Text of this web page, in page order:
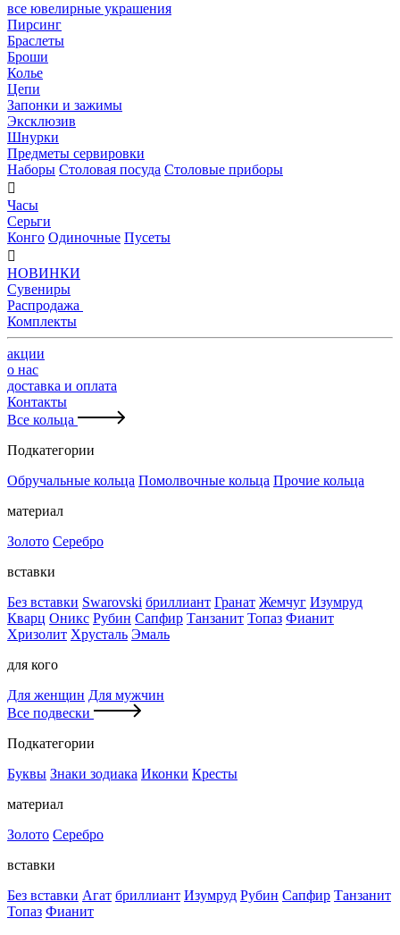
все ювелирные украшения
Пирсинг
Браслеты
Броши
Колье
Цепи
Запонки и зажимы
Эксклюзив
Шнурки
Предметы сервировки
Наборы Столовая посуда Столовые приборы

Часы
Серьги
Конго Одиночные Пусеты

НОВИНКИ
Сувениры
Распродажа
Комплекты
акции
о нас
доставка и оплата
Контакты
Все кольца
Подкатегории
Обручальные кольца Помолвочные кольца Прочие кольца
материал
Золото Серебро
вставки
Без вставки Swarovski бриллиант Гранат Жемчуг Изумруд
Кварц Оникс Рубин Сапфир Танзанит Топаз Фианит
Хризолит Хрусталь Эмаль
для кого
Для женщин Для мужчин
Все подвески
Подкатегории
Буквы Знаки зодиака Иконки Кресты
материал
Золото Серебро
вставки
Без вставки Агат бриллиант Изумруд Рубин Сапфир Танзанит
Топаз Фианит